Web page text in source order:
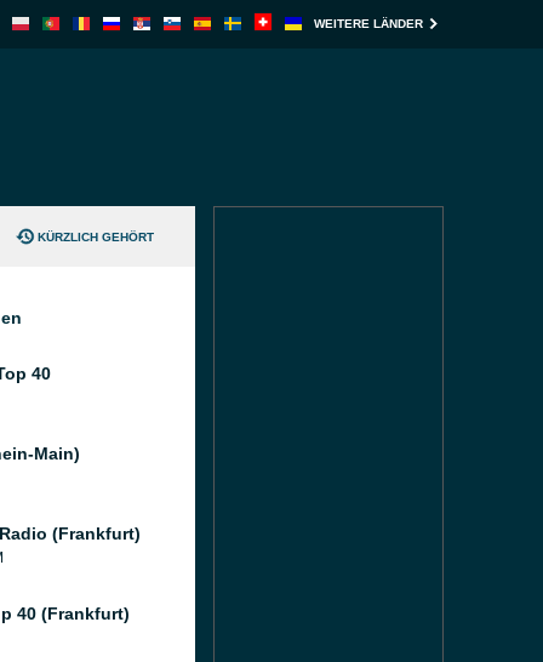
WEITERE LÄNDER
KÜRZLICH GEHÖRT
40
Main)
(Frankfurt)
40 (Frankfurt)